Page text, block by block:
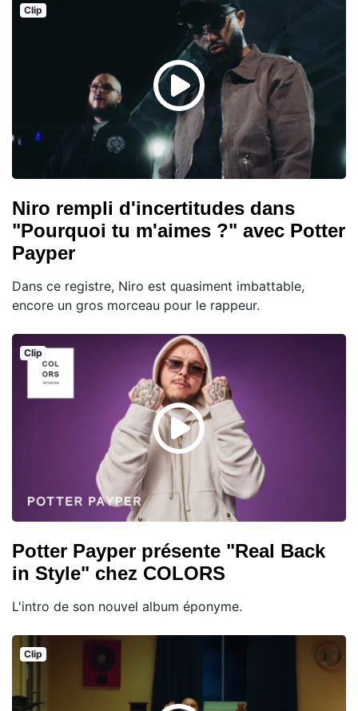
Clip
Niro rempli d'incertitudes dans
"Pourquoi tu m'aimes ?" avec Potter
Payper
Dans ce registre, Niro est quasiment imbattable,
encore un gros morceau pour le rappeur.
Clip
Potter Payper présente "Real Back
in Style" chez COLORS
L'intro de son nouvel album éponyme.
Clip